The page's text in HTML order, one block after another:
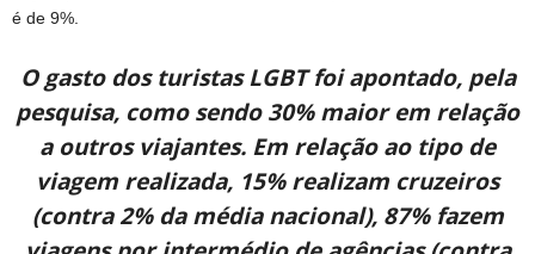
é de 9%.
O gasto dos turistas LGBT foi apontado, pela
pesquisa, como sendo 30% maior em relação
a outros viajantes. Em relação ao tipo de
viagem realizada, 15% realizam cruzeiros
(contra 2% da média nacional), 87% fazem